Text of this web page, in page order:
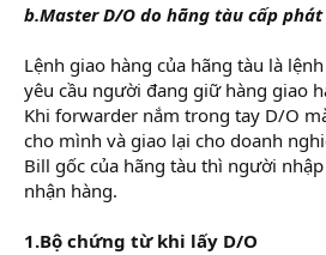
b.Master D/O do hãng tàu cấp
Lệnh giao hàng của hãng tàu là
yêu cầu người đang giữ hàng giao
Khi forwarder nắm trong tay D/O
cho mình và giao lại cho doanh
Bill gốc của hãng tàu thì người
nhận hàng.
1.Bộ chứng từ khi lấy D/O